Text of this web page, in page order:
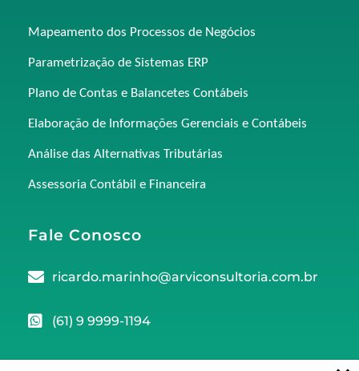
Mapeamento dos Processos de Negócios
Parametrização de Sistemas ERP
Plano de Contas e Balancetes Contábeis
Elaboração de Informações Gerenciais e Contábeis
Análise das Alternativas Tributárias
Assessoria Contábil e Financeira
Fale Conosco
ricardo.marinho@arviconsultoria.com.br
(61) 9 9999-1194
Avenida D, n° 419, Sala 401 - Edifício